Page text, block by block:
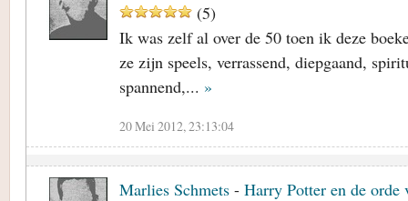
(5)
Ik was zelf al over de 50 toen ik deze
ze zijn speels, verrassend, diepgaand,
spannend,... »
20 Mei 2012, 23:13:04
Marlies Schmets - Harry Potter en de orde